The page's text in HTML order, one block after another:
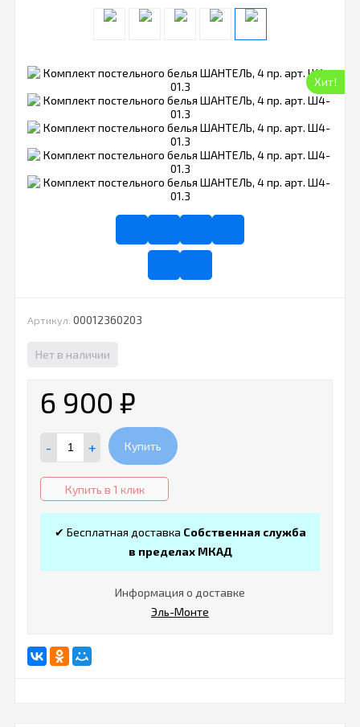
Хит!
Артикул: 00012360203
Нет в наличии
6 900 ₽
- + Купить
Купить в 1 клик
✔ Бесплатная доставка Собственная служба
в пределах МКАД
Информация о доставке
Эль-Монте